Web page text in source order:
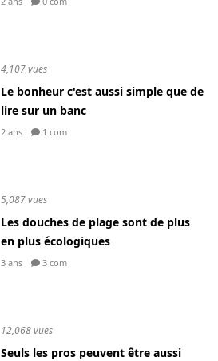
4,107 vues
Le bonheur c'est aussi simple que de
lire sur un banc
2 ans 1 com
5,087 vues
Les douches de plage sont de plus
en plus écologiques
3 ans 3 com
12,068 vues
Seuls les pros peuvent être aussi